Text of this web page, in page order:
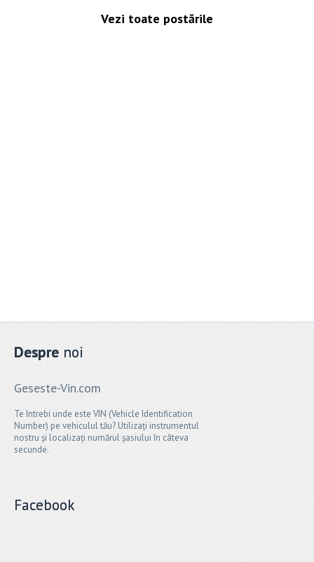
Vezi toate postările
Despre noi
Geseste-Vin.com
Te întrebi unde este VIN (Vehicle Identification
Number) pe vehiculul tău? Utilizați instrumentul
nostru și localizați numărul șasiului în câteva
secunde.
Facebook